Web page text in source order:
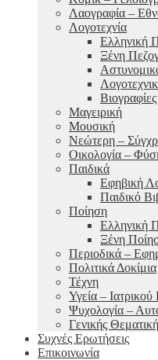
Λαογραφία –
Λογοτεχνία
Ελληνική
Ξένη
Βιογραφίες
Μαγειρική
Μουσική
Νεώτερη –
Οικολογία –
Παιδικά
Εφηβική
Παιδικό
Ποίηση
Ελληνική
Ξένη
Περιοδικά –
Πολιτικά Δοκίμια
Τέχνη
Υγεία – Ιατρικού
Ψυχολογία –
Γενικής
Συχνές Ερωτήσεις
Επικοινωνία